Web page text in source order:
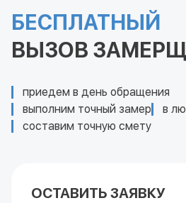
инструкции специалисты
строительной компании
бюрократии.
БЕСПЛАТНЫЙ
ВЫЗОВ
приедем в день обращения
выполним точный замер
в
составим точную смету
ОСТАВИТЬ ЗАЯВКУ